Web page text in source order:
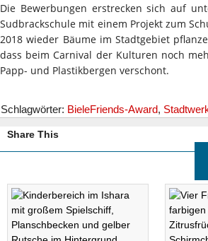
Die Bewerbungen erstrecken sich auf
Sudbrackschule mit einem Projekt zum
2018 wieder Bäume im Stadtgebiet
dass beim Carnival der Kulturen noch
Papp- und Plastikbergen verschont.
Schlagwörter: BieleFriends-Award,
Share This